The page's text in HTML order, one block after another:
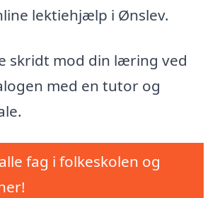
lektiehjælp i Ønslev.
skridt mod din læring ved
med en tutor og
fag i folkeskolen og